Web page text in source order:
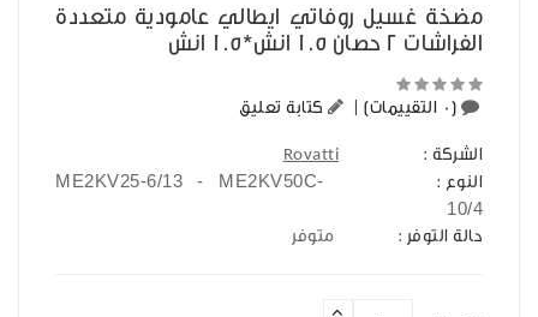
مضخة غسيل روفاتي ايطالي عامودية متعددة
الفراشات 2 حصان 1.5 انش*1.5 انش
(0 التقييمات) كتابة تعليق
الشركة :
Rovatti
النوع :
ME2KV25-6/13 - ME2KV50C-
10/4
حالة التوفر : متوفر